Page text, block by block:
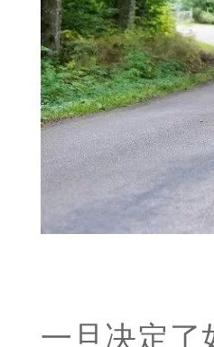
一旦决定了